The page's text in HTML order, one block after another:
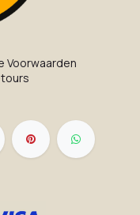
Voorwaarden